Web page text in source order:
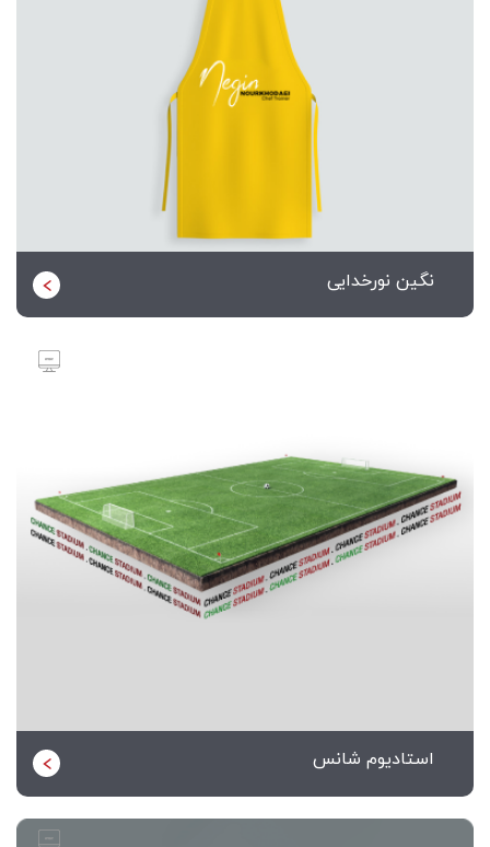
نگین نورخدایی
استادیوم شانس